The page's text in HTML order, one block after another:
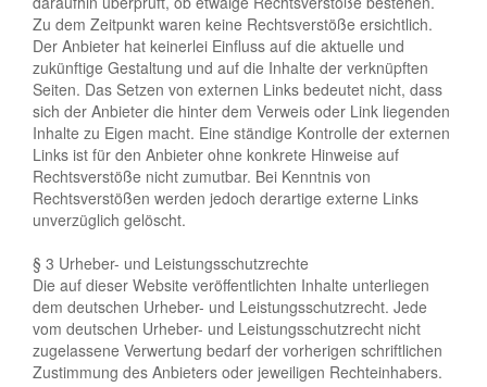
Zu dem Zeitpunkt waren keine Rechtsverstöße ersichtlich.
Der Anbieter hat keinerlei Einfluss auf die aktuelle und
zukünftige Gestaltung und auf die Inhalte der verknüpften
Seiten. Das Setzen von externen Links bedeutet nicht, dass
sich der Anbieter die hinter dem Verweis oder Link liegenden
Inhalte zu Eigen macht. Eine ständige Kontrolle der externen
Links ist für den Anbieter ohne konkrete Hinweise auf
Rechtsverstöße nicht zumutbar. Bei Kenntnis von
Rechtsverstößen werden jedoch derartige externe Links
unverzüglich gelöscht.
§ 3 Urheber- und Leistungsschutzrechte
Die auf dieser Website veröffentlichten Inhalte unterliegen
dem deutschen Urheber- und Leistungsschutzrecht. Jede
vom deutschen Urheber- und Leistungsschutzrecht nicht
zugelassene Verwertung bedarf der vorherigen schriftlichen
Zustimmung des Anbieters oder jeweiligen Rechteinhabers.